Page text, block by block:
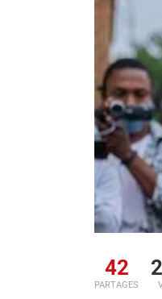
42
PARTAGES